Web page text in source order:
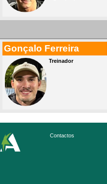
Gonçalo Ferreira
Treinador
Contactos